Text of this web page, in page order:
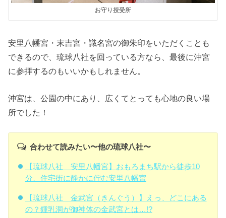
お守り授受所
安里八幡宮・末吉宮・識名宮の御朱印をいただくことも
できるので、琉球八社を回っている方なら、最後に沖宮
に参拝するのもいいかもしれません。
沖宮は、公園の中にあり、広くてとっても心地の良い場
所でした！
合わせて読みたい〜他の琉球八社〜
【琉球八社 安里八幡宮】おもろまち駅から徒歩10
分、住宅街に静かに佇む安里八幡宮
【琉球八社 金武宮（きんぐう）】えっ、どこにある
の？鍾乳洞が御神体の金武宮とは…!?